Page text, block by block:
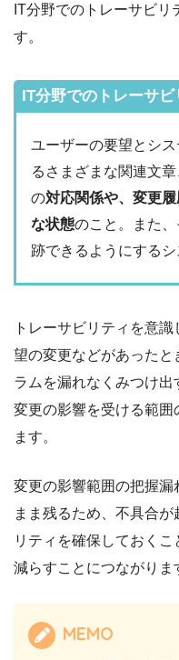
IT分野でのトレーサビリ
す。
IT分野でのトレーサビ
ユーザーの要望とシ
るさまざまな関連文
の対応関係や、変更
な状態のこと。また
跡できるようにするシ
トレーサビリティを意
望の変更などがあった
ラムを漏れなくみつけ出
変更の影響を受ける範囲
ます。
変更の影響範囲の把握
まま残るため、不具合
リティを確保しておく
減らすことにつながりま
MEMO